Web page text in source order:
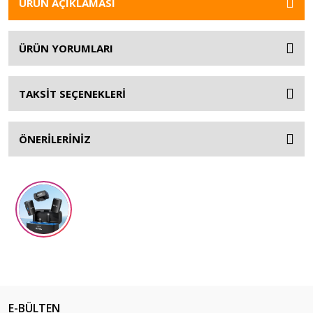
ÜRÜN AÇIKLAMASI
ÜRÜN YORUMLARI
TAKSİT SEÇENEKLERİ
ÖNERİLERİNİZ
E-BÜLTEN